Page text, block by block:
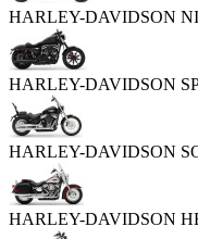
HARLEY-DAVIDSON
HARLEY-DAVIDSON
HARLEY-DAVIDSON
HARLEY-DAVIDSON